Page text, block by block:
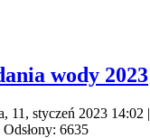
wody 2023
11, styczeń 2023 14:02 |
Odsłony: 6635